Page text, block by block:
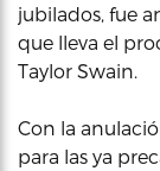
jubilados, fue
que lleva el
Taylor Swain.
Con la
para las ya